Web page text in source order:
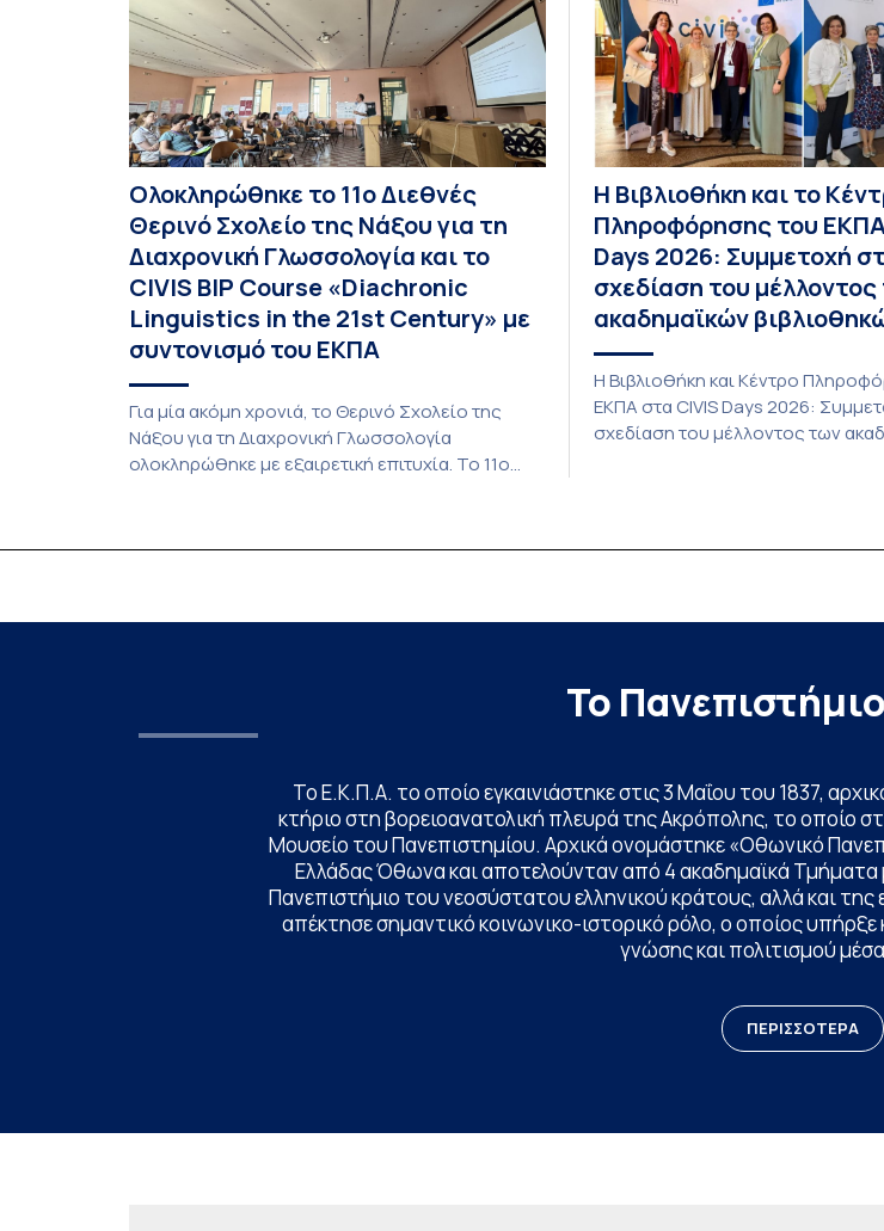
του Τμήματος […]
31 Αυγούστου 2026. […]
Ολοκληρώθηκε το 11ο Διεθνές
Θερινό Σχολείο της Νάξου για τη
Διαχρονική Γλωσσολογία και το
CIVIS BIP Course «Diachronic
Linguistics in the 21st Century» με
συντονισμό του ΕΚΠΑ
Για μία ακόμη χρονιά, το Θερινό Σχολείο της
Νάξου για τη Διαχρονική Γλωσσολογία
ολοκληρώθηκε με εξαιρετική επιτυχία. Το 11ο
Η Βιβλιοθήκη και το
Πληροφόρησης του
Days 2026: Συμμετοχή
σχεδίαση του
ακαδημαϊκών
Η Βιβλιοθήκη και Κέντρο
ΕΚΠΑ στα CIVIS Days 2026:
σχεδίαση του μέλλοντος των
Ιδρύματος. Οι […]
Το
Το Ε.Κ.Π.Α. το οποίο εγκαινιάστηκε στις 3 Μαΐου του 1837,
κτήριο στη βορειοανατολική πλευρά της Ακρόπολης, το οποίο
Μουσείο του Πανεπιστημίου. Αρχικά ονομάστηκε «Οθωνικό
Ελλάδας Όθωνα και αποτελούνταν από 4 ακαδημαϊκά
Πανεπιστήμιο του νεοσύστατου ελληνικού κράτους, αλλά και της
απέκτησε σημαντικό κοινωνικο-ιστορικό ρόλο, ο οποίος
γνώσης και πολιτισμού
ΠΕΡΙΣΣΟΤΕΡΑ